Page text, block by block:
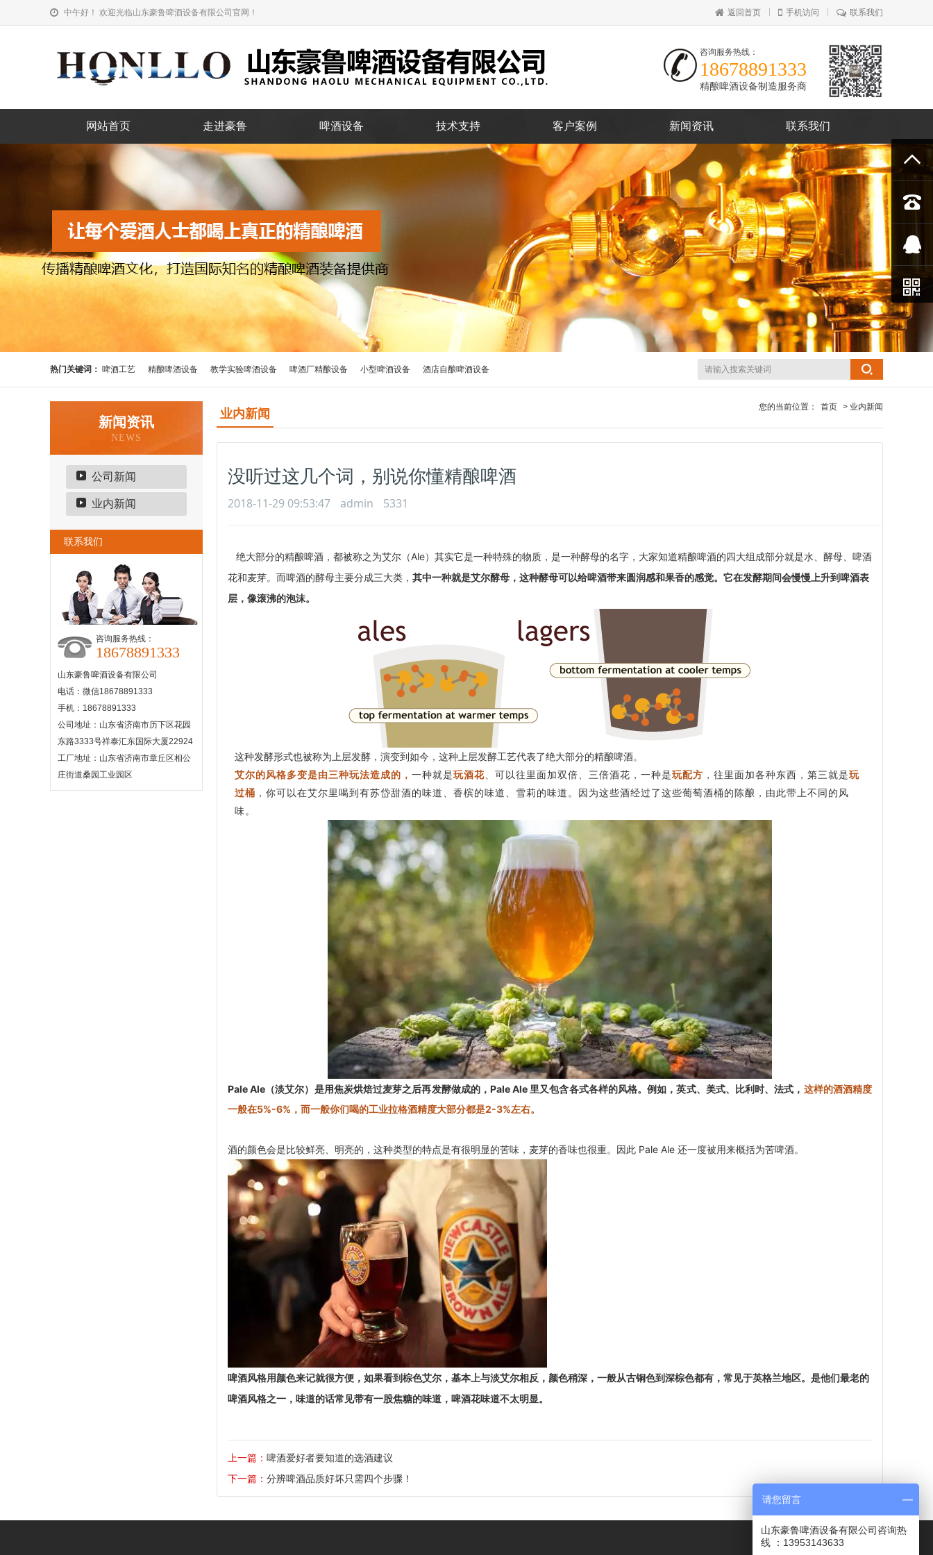
中午好！ 欢迎光临山东豪鲁啤酒设备有限公司官网！ 返回首页 手机访问 联系我们
咨询服务热线：
18678891333
精酿啤酒设备制造服务商
网站首页 走进豪鲁 啤酒设备 技术支持 客户案例 新闻资讯 联系我们
热门关键词： 啤酒工艺 精酿啤酒设备 教学实验啤酒设备 啤酒厂精酿设备 小型啤酒设备 酒店自酿啤酒设备
新闻资讯
NEWS
公司新闻
业内新闻
联系我们
咨询服务热线：
18678891333
山东豪鲁啤酒设备有限公司
电话：微信18678891333
手机：18678891333
公司地址：山东省济南市历下区花园
东路3333号祥泰汇东国际大厦22924
工厂地址：山东省济南市章丘区相公
庄街道桑园工业园区
业内新闻 您的当前位置： 首页 > 业内新闻
没听过这几个词，别说你懂精酿啤酒
2018-11-29 09:53:47 admin 5331
绝大部分的精酿啤酒，都被称之为艾尔（Ale）其实它是一种特殊的物质， 是一种酵母的名字，大家知道精酿啤酒的四大组成部分就是水、酵母、啤酒
花和麦芽。而啤酒的酵母主要分成三大类， 其中一种就是艾尔酵母，这种酵母可以给啤酒带来圆润感和果香的感觉。它在发酵期间会慢慢上升到啤酒表
层，像滚沸的泡沫。
这种发酵形式也被称为上层发酵，演变到如今，这种上层发酵工艺代表了绝大部分的精酿啤酒。
艾尔的风格多变是由三种玩法造成的， 一种就是玩酒花 、可以往里面加双倍、三倍酒花，一种是玩配方 ，往里面加各种东西，第三就是玩
过桶 ，你可以在艾尔里喝到有苏岱甜酒的味道、香槟的味道、雪莉的味道。因为这些酒经过了这些葡萄酒桶的陈酿，由此带上不同的风
味。
Pale Ale（淡艾尔）是用焦炭烘焙过麦芽之后再发酵做成的，Pale Ale 里又包含各式各样的风格。例如，英式、美式、比利时、法式， 这样的酒酒精度
一般在5%-6%，而一般你们喝的工业拉格酒精度大部分都是2-3%左右。
酒的颜色会是比较鲜亮、明亮的，这种类型的特点是有很明显的苦味，麦芽的香味也很重。因此 Pale Ale 还一度被用来概括为苦啤酒。
啤酒风格用颜色来记就很方便，如果看到棕色艾尔，基本上与淡艾尔相反， 颜色稍深，一般从古铜色到深棕色都有，常见于英格兰地区。是他们最老的
啤酒风格之一 ，味道的话常见带有一股焦糖的味道，啤酒花味道不太明显。
上一篇： 啤酒爱好者要知道的选酒建议
下一篇： 分辨啤酒品质好坏只需四个步骤！




请您留言
山东豪鲁啤酒设备有限公司咨询热
线 ：13953143633